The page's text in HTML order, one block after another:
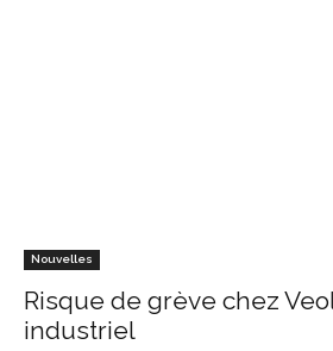
Nouvelles
Risque de grève chez
industriel